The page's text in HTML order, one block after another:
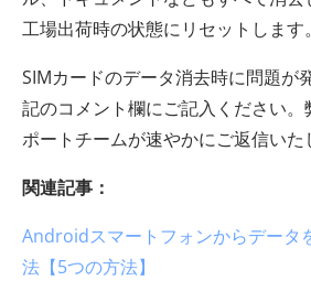
工場出荷時の状態にリセットします。
SIMカードのデータ消去時に問題が
記のコメント欄にご記入ください
ポートチームが速やかにご返信いた
関連記事：
Androidスマートフォンからデータ
法【5つの方法】